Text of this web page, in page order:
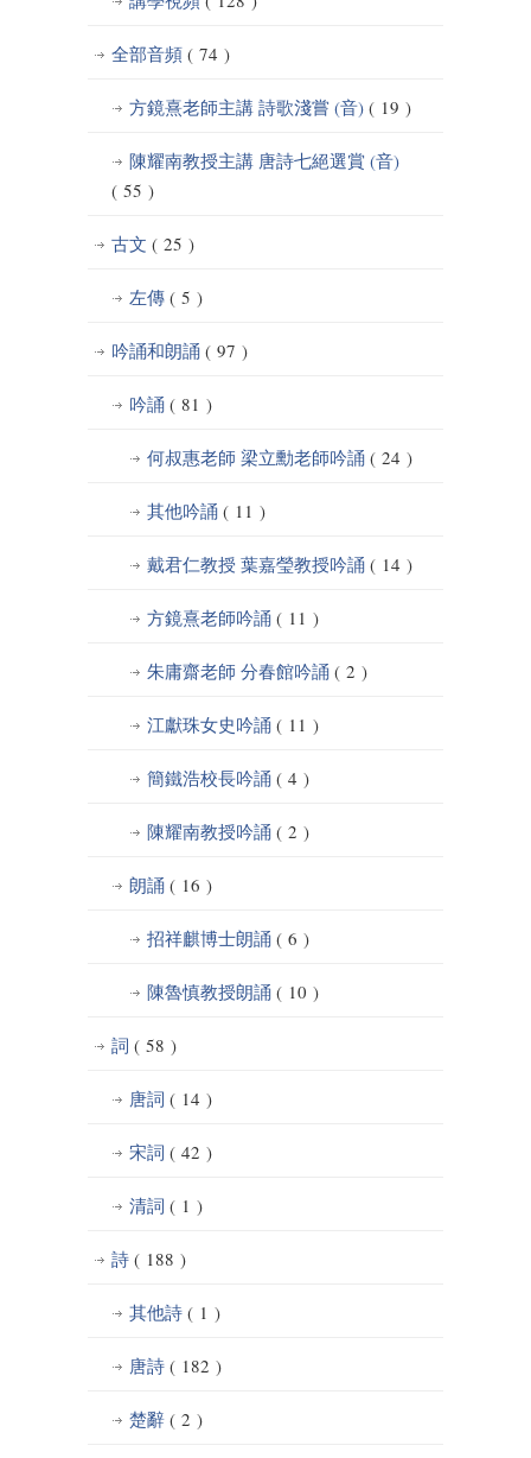
全部音頻 ( 74 )
方鏡熹老師主講 詩歌淺嘗 (音) ( 19 )
陳耀南教授主講 唐詩七絕選賞 (音)
( 55 )
古文 ( 25 )
左傳 ( 5 )
吟誦和朗誦 ( 97 )
吟誦 ( 81 )
何叔惠老師 梁立勳老師吟誦 ( 24 )
其他吟誦 ( 11 )
戴君仁教授 葉嘉瑩教授吟誦 ( 14 )
方鏡熹老師吟誦 ( 11 )
朱庸齋老師 分春館吟誦 ( 2 )
江獻珠女史吟誦 ( 11 )
簡鐵浩校長吟誦 ( 4 )
陳耀南教授吟誦 ( 2 )
朗誦 ( 16 )
招祥麒博士朗誦 ( 6 )
陳魯慎教授朗誦 ( 10 )
詞 ( 58 )
唐詞 ( 14 )
宋詞 ( 42 )
清詞 ( 1 )
詩 ( 188 )
其他詩 ( 1 )
唐詩 ( 182 )
楚辭 ( 2 )